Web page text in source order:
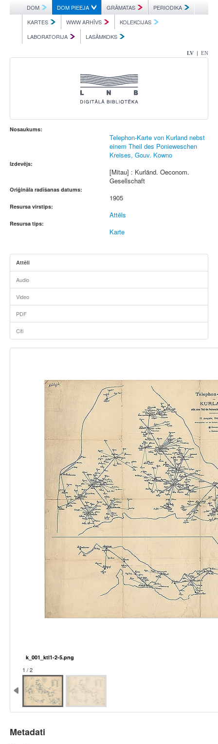
DOM DOM PIEEJA GRĀMATAS
PERIODIKA
KARTES
WWW ARHĪVS
KOLEKCIJAS
LABORATORIJA
LASĀMKOKS
LV | EN
Nosaukums:
Telephon-Karte von Kurland nebst
einem Theil des Ponieweschen
Kreises, Gouv. Kowno
Izdevējs:
[Mitau] : Kurländ. Oeconom.
Gesellschaft
Oriģināla radīšanas datums:
1905
Resursa virstips:
Attēls
Resursa tips:
Karte
Attēli
Audio
Video
PDF
Citi
k_001_ktl1-2-5.png
1 / 2
Metadati